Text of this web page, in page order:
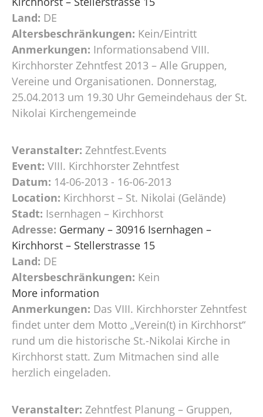
Land: DE
Altersbeschränkungen: Kein/Eintritt
Anmerkungen: Informationsabend VIII.
Kirchhorster Zehntfest 2013 – Alle Gruppen,
Vereine und Organisationen. Donnerstag,
25.04.2013 um 19.30 Uhr Gemeindehaus der St.
Nikolai Kirchengemeinde
Veranstalter: Zehntfest.Events
Event: VIII. Kirchhorster Zehntfest
Datum: 14-06-2013 - 16-06-2013
Location: Kirchhorst – St. Nikolai (Gelände)
Stadt: Isernhagen – Kirchhorst
Adresse: Germany – 30916 Isernhagen –
Kirchhorst – Stellerstrasse 15
Land: DE
Altersbeschränkungen: Kein
More information
Anmerkungen: Das VIII. Kirchhorster Zehntfest
findet unter dem Motto „Verein(t) in Kirchhorst“
rund um die historische St.-Nikolai Kirche in
Kirchhorst statt. Zum Mitmachen sind alle
herzlich eingeladen.
Veranstalter: Zehntfest Planung – Gruppen,